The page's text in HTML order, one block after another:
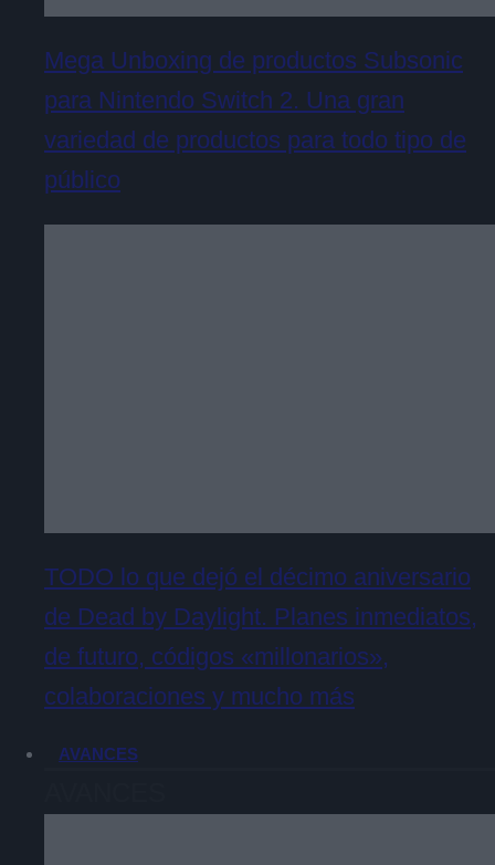
Mega Unboxing de productos Subsonic
para Nintendo Switch 2. Una gran
variedad de productos para todo tipo de
público
TODO lo que dejó el décimo aniversario
de Dead by Daylight. Planes inmediatos,
de futuro, códigos «millonarios»,
colaboraciones y mucho más
AVANCES